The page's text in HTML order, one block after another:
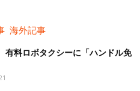
海外記事
有料ロボタクシーに「ハンドル免